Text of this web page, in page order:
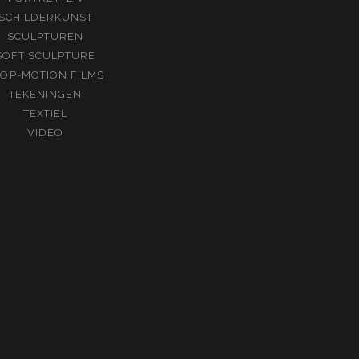
SCULPTUREN
SCULPTURE
MOTION FILMS
TEKENINGEN
TEXTIEL
VIDEO